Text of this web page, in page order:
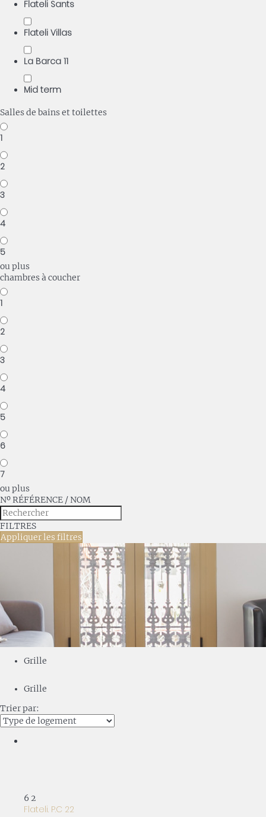
Flateli Sants
Flateli Villas
La Barca 11
Mid term
Salles de bains et toilettes
1
2
3
4
5
ou plus
chambres à coucher
1
2
3
4
5
6
7
ou plus
Nº RÉFÉRENCE / NOM
FILTRES
Appliquer les filtres
Grille
Grille
Trier par:
6 2
Flateli. P.C 22